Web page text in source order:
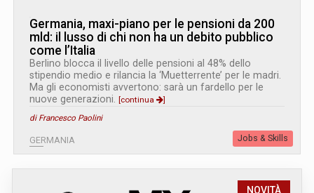
Germania, maxi-piano per le pensioni da 200
mld: il lusso di chi non ha un debito pubblico
come l’Italia
Berlino blocca il livello delle pensioni al 48% dello
stipendio medio e rilancia la ‘Muetterrente’ per le madri.
Ma gli economisti avvertono: sarà un fardello per le
nuove generazioni. [continua
]
di Francesco Paolini
GERMANIA Jobs & Skills
NOVITÀ